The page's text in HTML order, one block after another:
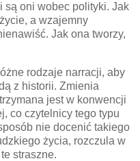
są oni wobec polityki. Jak
a wzajemny
Jak ona tworzy,
rodzaje narracji, aby
z historii. Zmienia
jest w konwencji
co czytelnicy tego typu
nie docenić takiego
życia, rozczula w
straszne.